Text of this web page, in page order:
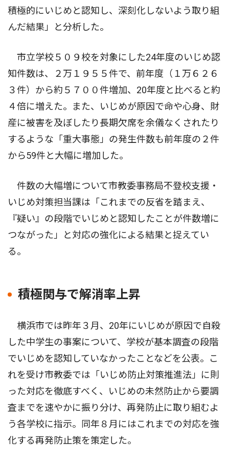
積極的にいじめと認知し、深刻化しないよう取り組
んだ結果」と分析した。
市立学校５０９校を対象にした24年度のいじめ認
知件数は、２万１９５５件で、前年度（１万６２６
３件）から約５７００件増加、20年度と比べると約
４倍に増えた。また、いじめが原因で命や心身、財
産に被害を及ぼしたり長期欠席を余儀なくされたり
するような「重大事態」の発生件数も前年度の２件
から59件と大幅に増加した。
件数の大幅増について市教委事務局不登校支援・
いじめ対策担当課は「これまでの反省を踏まえ、
『疑い』の段階でいじめと認知したことが件数増に
つながった」と対応の強化による結果と捉えてい
る。
積極関与で解消率上昇
横浜市では昨年３月、20年にいじめが原因で自殺
した中学生の事案について、学校が基本調査の段階
でいじめを認知していなかったことなどを公表。こ
れを受け市教委では「いじめ防止対策推進法」に則
った対応を徹底すべく、いじめの未然防止から要調
査までを速やかに振り分け、再発防止に取り組むよ
う各学校に指示。同年８月にはこれまでの対応を強
化する再発防止策を策定した。